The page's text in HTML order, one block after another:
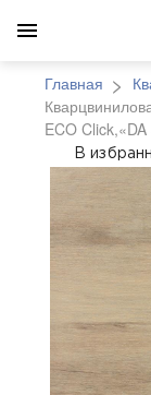
Главная
ECO
В